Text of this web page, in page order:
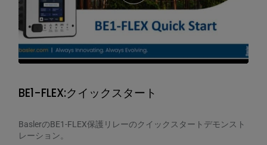
BE1-FLEX:クイックスタート
BaslerのBE1-FLEX保護リレーのクイックスタートデモンスト
レーション。